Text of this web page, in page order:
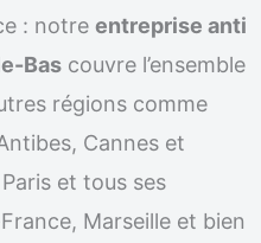
: notre entreprise anti
Bas couvre l’ensemble
régions comme
Cannes et
et tous ses
Marseille et bien